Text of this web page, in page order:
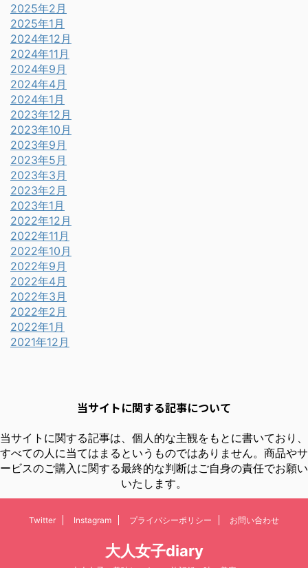
2025年2月
2025年1月
2024年12月
2024年11月
2024年9月
2024年4月
2024年1月
2023年12月
2023年10月
2023年9月
2023年5月
2023年3月
2023年2月
2023年1月
2022年12月
2022年11月
2022年10月
2022年9月
2022年4月
2022年3月
2022年2月
2022年1月
2021年12月
当サイトに関する記事について
当サイトに関する記事は、個人的な主観をもとに書いており、
すべての人に当てはまるというものではありません。商品やサ
ービスのご購入に関する最終的な判断はご自身の責任でお願い
いたします。
Twitter Instagram プライバシーポリシー お問い合わせ
大人女子diary